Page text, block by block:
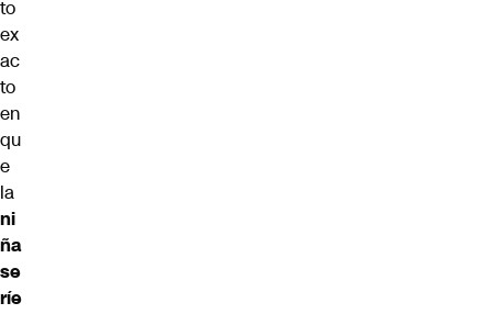
to
ex
ac
to
en
qu
e
la
ni
ña
se
ríe